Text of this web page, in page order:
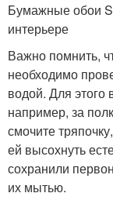
Бумажные обои
интерьере
Важно помнить,
необходимо
водой. Для этого
например, за
смочите
ей высохнуть
сохранили
их мытью.